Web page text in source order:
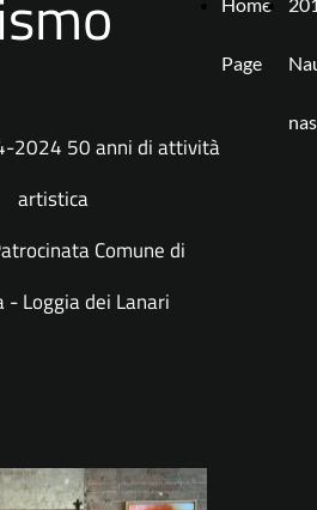
Page
2024 50 anni di attività
artistica
Comune di
- Loggia dei Lanari